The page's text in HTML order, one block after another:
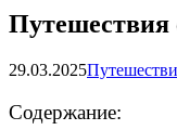
Путешествия
29.03.2025
Содержание: